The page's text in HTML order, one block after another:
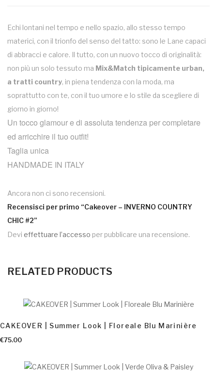
Echi lontani nel tempo e nello spazio, allo stesso tempo
materici, con il trionfo del senso del tatto: sono le Lane capaci
di abbracci e calore. Il tutto, con un nuovo tocco di originalità:
non più un solo tessuto ma Mix&Match tipicamente urban,
a tratti country, in piena tendenza con la moda, ma
soprattutto con te, con il tuo umore e lo stile da scegliere di
giorno in giorno!
Un tocco glamour e di assoluta tendenza per completare
ed arricchire il tuo outfit!
Taglia unica
HANDMADE IN ITALY
Ancora non ci sono recensioni.
Recensisci per primo “Cakeover – INVERNO COUNTRY
CHIC #2”
Devi effettuare l’accesso per pubblicare una recensione.
RELATED PRODUCTS
CAKEOVER | Summer Look | Floreale Blu Marinière
€75.00
AGGIUNGI AL CARRELLO